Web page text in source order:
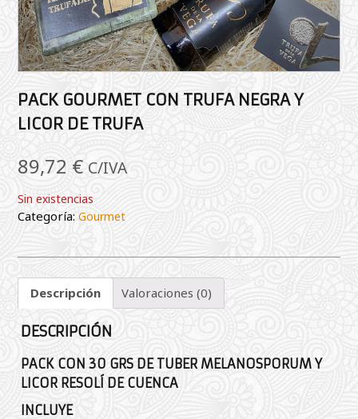
PACK GOURMET CON TRUFA NEGRA Y
LICOR DE TRUFA
89,72 € C/IVA
Sin existencias
Categoría: Gourmet
Descripción Valoraciones (0)
DESCRIPCIÓN
PACK CON 30 GRS DE TUBER MELANOSPORUM Y
LICOR RESOLÍ DE CUENCA
INCLUYE